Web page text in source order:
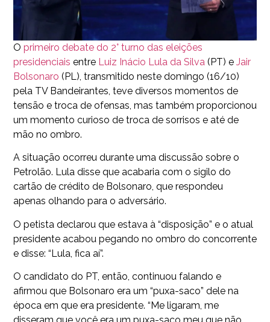
O primeiro debate do 2° turno das eleições
presidenciais entre Luiz Inácio Lula da Silva (PT) e Jair
Bolsonaro (PL), transmitido neste domingo (16/10)
pela TV Bandeirantes, teve diversos momentos de
tensão e troca de ofensas, mas também proporcionou
um momento curioso de troca de sorrisos e até de
mão no ombro.
A situação ocorreu durante uma discussão sobre o
Petrolão. Lula disse que acabaria com o sigilo do
cartão de crédito de Bolsonaro, que respondeu
apenas olhando para o adversário.
O petista declarou que estava à “disposição” e o atual
presidente acabou pegando no ombro do concorrente
e disse: “Lula, fica aí”.
O candidato do PT, então, continuou falando e
afirmou que Bolsonaro era um “puxa-saco” dele na
época em que era presidente. “Me ligaram, me